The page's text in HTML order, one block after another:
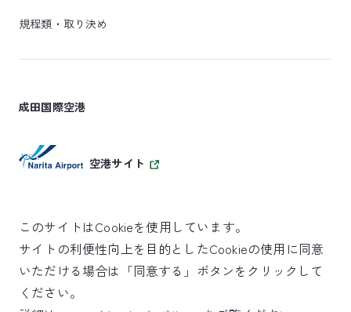
規程類・取り決め
成田国際空港
空港サイト
SKYTRAX
5スターエアポート
このサイトはCookieを使用しています。
サイトの利便性向上を目的としたCookieの使用に同意
いただける場合は「同意する」ボタンをクリックして
ください。